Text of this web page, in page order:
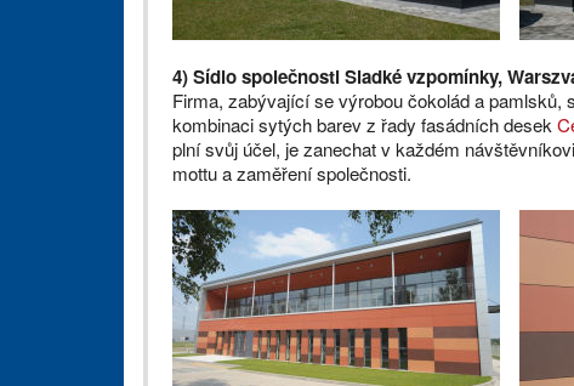
4) Sídlo společnosti Sladké vzpomínky,
Firma, zabývající se výrobou čokolád a
kombinaci sytých barev z řady fasádních desek
plní svůj účel, je zanechat v každém
mottu a zaměření společnosti.